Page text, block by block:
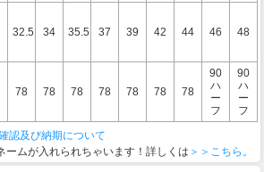
32.5 34 35.5 37 39 42 44 46 48
78 78 78 78 78 78 78
90
ハ
ー
フ
90
ハ
ー
フ
認及び納期について
ムが入れられちゃいます！詳しくは ＞＞こちら。